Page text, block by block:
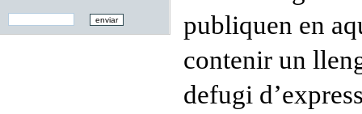
publiquen en
contenir un
defugi